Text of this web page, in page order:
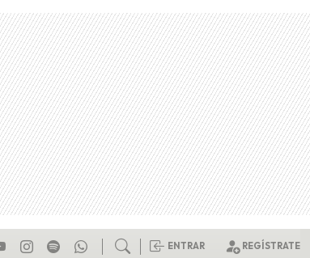
ENTRAR REGÍSTRATE